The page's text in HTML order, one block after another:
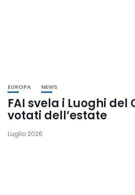
EUROPA NEWS
FAI svela i Luoghi del
votati dell’estate
Luglio 2026